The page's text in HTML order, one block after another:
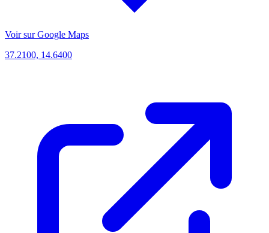
Voir sur Google Maps
37.2100, 14.6400